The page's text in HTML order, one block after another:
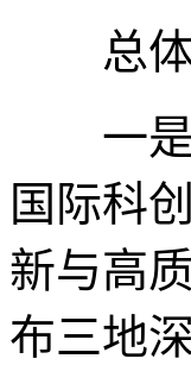
总体
一是
国际科
新与高
布三地